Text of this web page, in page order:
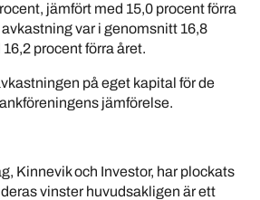
jämfört med 15,0 procent förra
var i genomsnitt 16,8
procent förra året.
på eget kapital för de
jämförelse.
Kinnevik och Investor, har plockats
vinster huvudsakligen är ett